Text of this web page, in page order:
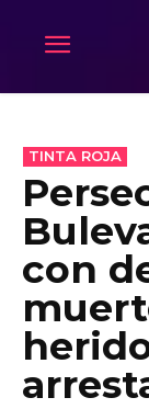
TINTA ROJA
con